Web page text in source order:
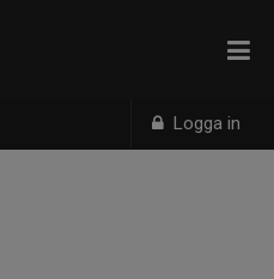
Logga in